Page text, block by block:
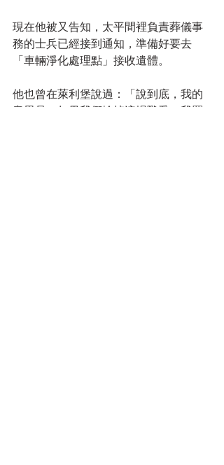
現在他被又告知，太平間裡負責葬儀事
務的士兵已經接到通知，準備好要去
「車輛淨化處理點」接收遺體。
他也曾在萊利堡說過：「說到底，我的
意思是，如果我們輸掉這場戰爭，我羅